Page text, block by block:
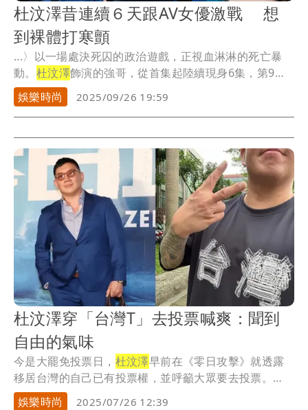
杜汶澤昔連續６天跟AV女優激戰 想
到裸體打寒顫
...〉以一場處決死囚的政治遊戲，正視血淋淋的死亡暴
動。 杜汶澤飾演的強哥，從首集起陸續現身6集，第9集
是他...
娛樂時尚 2025/09/26 19:59
杜汶澤穿「台灣T」去投票喊爽：聞到
自由的氣味
今是大罷免投票日， 杜汶澤早前在《零日攻擊》就透露
移居台灣的自己已有投票權，並呼籲大眾要去投票。
杜...
娛樂時尚 2025/07/26 12:39